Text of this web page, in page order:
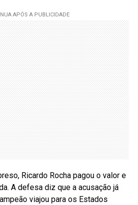
Ricardo Rocha pagou o valor e
A defesa diz que a acusação já
viajou para os Estados